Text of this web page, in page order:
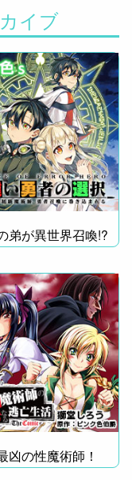
イブ
弟が異世界召喚!?
凶の性魔術師！